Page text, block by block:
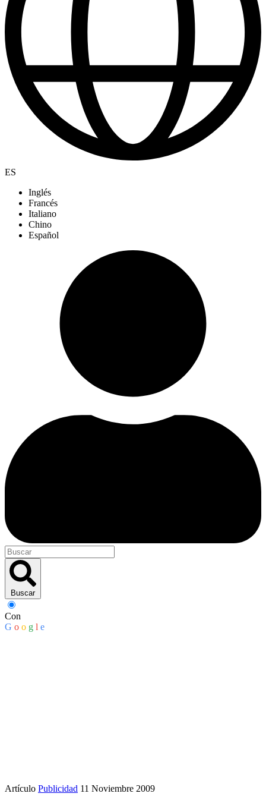
ES
Inglés
Francés
Italiano
Chino
Español
Buscar
Con
G o o g l e
Artículo Publicidad 11 Noviembre 2009